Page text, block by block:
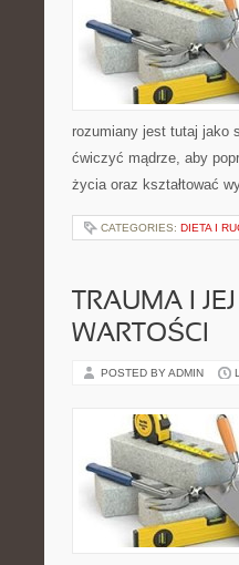
rozumiany jest tutaj jako
ćwiczyć mądrze, aby
życia oraz kształtować
CATEGORIES: DIETA I
TRAUMA I
WARTOŚCI
POSTED BY ADMIN